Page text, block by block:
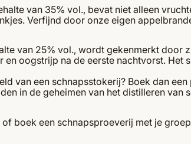
van 35% vol., bevat niet alleen
Verfijnd door onze eigen
van 25% vol., wordt gekenmerkt door
en oogstrijp na de eerste nachtvorst.
van een schnapsstokerij? Boek dan
in de geheimen van het distilleren
boek een schnapsproeverij met je